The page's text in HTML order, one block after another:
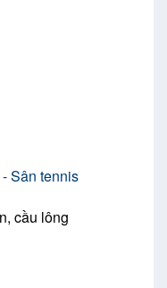
cầu lông